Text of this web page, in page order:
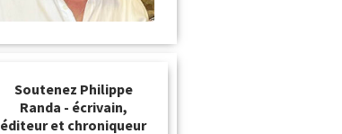
Soutenez Philippe
Randa - écrivain,
éditeur et chroniqueur